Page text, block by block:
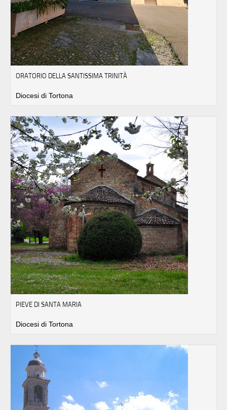
ORATORIO DELLA SANTISSIMA TRINITÀ
Diocesi di Tortona
PIEVE DI SANTA MARIA
Diocesi di Tortona